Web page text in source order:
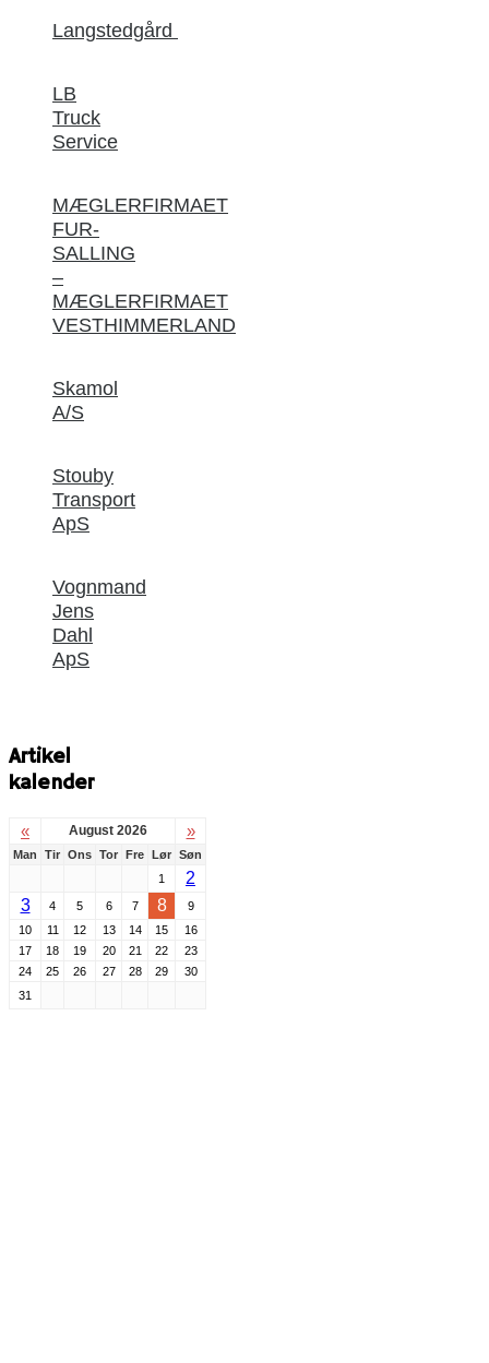
Langstedgård
LB
Truck
Service
MÆGLERFIRMAET
FUR-
SALLING
–
MÆGLERFIRMAET
VESTHIMMERLAND
Skamol
A/S
Stouby
Transport
ApS
Vognmand
Jens
Dahl
ApS
Artikel
kalender
« August 2026 »
Man Tir Ons Tor Fre Lør Søn
1
2
3
4 5 6 7 8
9
10
11 12 13 14 15
16
17
18 19 20 21 22
23
24
25 26 27 28 29
30
31